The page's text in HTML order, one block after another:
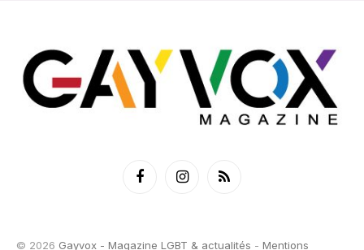
FacebookInstagramRSS
© 2026 Gayvox - Magazine LGBT & actualités - Mentions